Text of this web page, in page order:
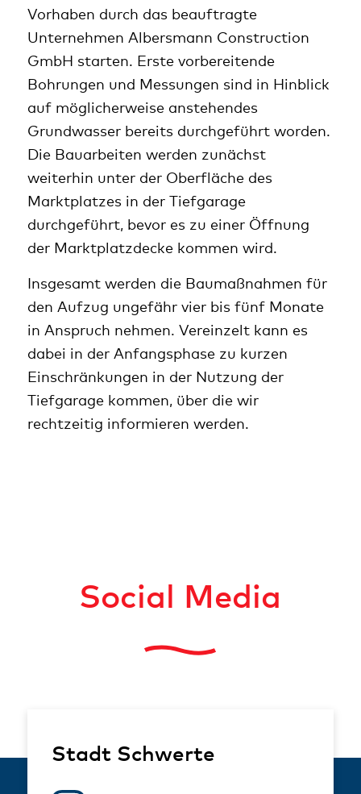
Vorhaben durch das beauftragte
Unternehmen Albersmann Construction
GmbH starten. Erste vorbereitende
Bohrungen und Messungen sind in Hinblick
auf möglicherweise anstehendes
Grundwasser bereits durchgeführt worden.
Die Bauarbeiten werden zunächst
weiterhin unter der Oberfläche des
Marktplatzes in der Tiefgarage
durchgeführt, bevor es zu einer Öffnung
der Marktplatzdecke kommen wird.
Insgesamt werden die Baumaßnahmen für
den Aufzug ungefähr vier bis fünf Monate
in Anspruch nehmen. Vereinzelt kann es
dabei in der Anfangsphase zu kurzen
Einschränkungen in der Nutzung der
Tiefgarage kommen, über die wir
rechtzeitig informieren werden.
Social Media
Stadt Schwerte